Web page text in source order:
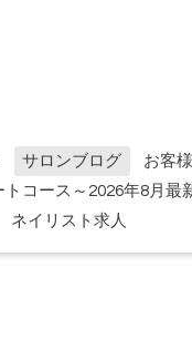
サロンブログ
お客
コース～2026年8月最
ネイリスト求人